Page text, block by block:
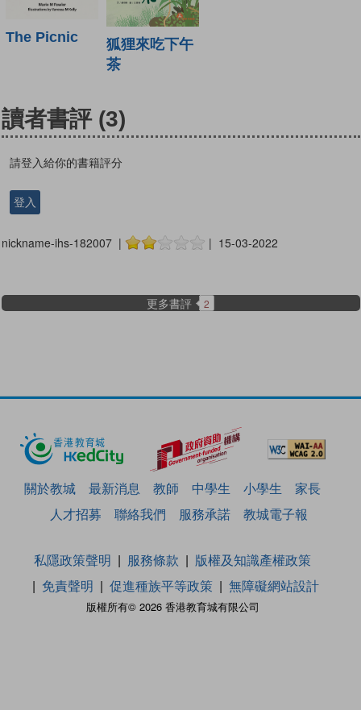
The Picnic
狐狸來吃下午
茶
讀者書評 (3)
請登入給你的書籍評分
登入
nickname-ihs-182007 | | 15-03-2022
更多書評 2
關於教城 最新消息 教師 中學生 小學生
家長
人才招募
聯絡我們 服務承諾 教城電子報
版權所有© 2026 香港教育城有限公司
私隱政策聲明 服務條款
版權及知識產權政策
免責聲明
促進種族平等政策 無障礙網站設計